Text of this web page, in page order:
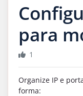
para
1
Organize IP e
forma: